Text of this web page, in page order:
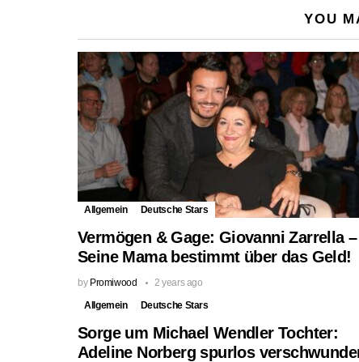
YOU
Allgemein Deutsche Stars
Vermögen & Gage: Giovanni Zarrella –
Seine Mama bestimmt über das Geld!
by Promiwood 2 years ago
Allgemein Deutsche Stars
Sorge um Michael Wendler Tochter:
Adeline Norberg spurlos